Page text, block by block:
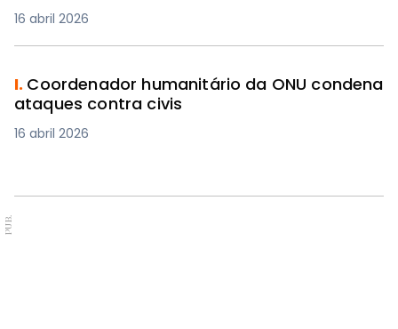
16 abril 2026
I. Coordenador humanitário da ONU condena
ataques contra civis
16 abril 2026
PUB.